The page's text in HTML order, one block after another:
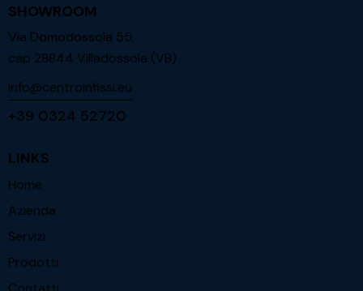
SHOWROOM
Via Domodossola 55,
cap 28844 Villadossola (VB)
info@centroinfissi.eu
+39 0324 52720
LINKS
Home
Azienda
Servizi
Prodotti